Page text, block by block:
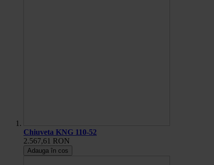
Chiuveta KNG 110-52
2.567,61 RON
Adauga în cos